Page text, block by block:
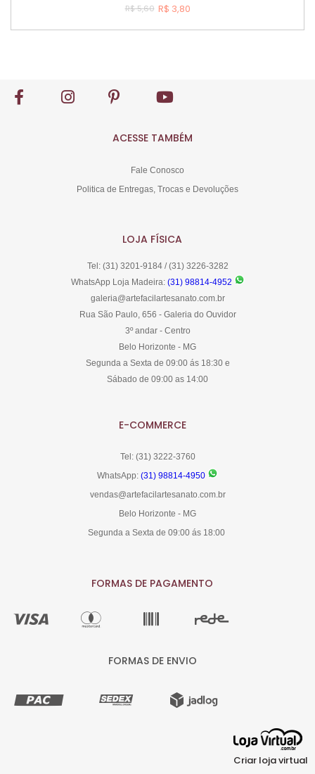
R$ 5,60 R$ 3,80
ACESSE TAMBÉM
Fale Conosco
Politica de Entregas, Trocas e Devoluções
LOJA FÍSICA
Tel: (31) 3201-9184 / (31) 3226-3282
WhatsApp Loja Madeira: (31) 98814-4952
galeria@artefacilartesanato.com.br
Rua São Paulo, 656 - Galeria do Ouvidor
3º andar - Centro
Belo Horizonte - MG
Segunda a Sexta de 09:00 ás 18:30 e
Sábado de 09:00 as 14:00
E-COMMERCE
Tel: (31) 3222-3760
WhatsApp: (31) 98814-4950
vendas@artefacilartesanato.com.br
Belo Horizonte - MG
Segunda a Sexta de 09:00 ás 18:00
FORMAS DE PAGAMENTO
FORMAS DE ENVIO
Criar loja virtual